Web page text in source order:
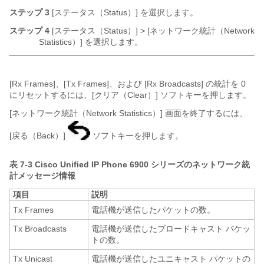
ステップ 3 [ステータス（Status）] を選択します。
ステップ 4 [ステータス（Status）] > [ネットワーク統計（Network
Statistics）] を選択します。
[Rx Frames]、[Tx Frames]、および [Rx Broadcasts] の統計を 0
にリセットするには、 [クリア（Clear）] ソフトキーを押します。
[ネットワーク統計（Network Statistics）] 画面を終了するには、
[戻る（Back）] ソフトキーを押します。
表 7-3 Cisco Unified IP Phone 6900 シリーズのネットワーク統
計メッセージ情報
項目
説明
Tx Frames
電話機が送信したパケットの数。
Tx Broadcasts
電話機が送信したブロードキャスト パケッ
トの数。
Tx Unicast
電話機が送信したユニキャスト パケットの